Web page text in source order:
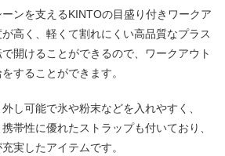
ンを支えるKINTOの目盛り付きワークア
高く、軽くて割れにくい高品質なプラス
開けることができるので、ワークアウト
することができます。
し可能で氷や粉末などを入れやすく、
帯性に優れたストラップも付いており、
実したアイテムです。